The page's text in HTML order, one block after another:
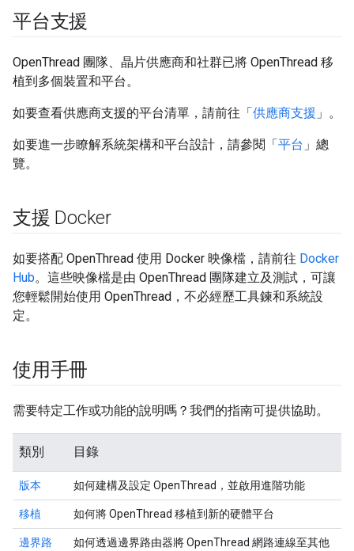
平台支援
OpenThread 團隊、晶片供應商和社群已將 OpenThread 移
植到多個裝置和平台。
如要查看供應商支援的平台清單，請前往「 供應商支援 」。
如要進一步瞭解系統架構和平台設計，請參閱「 平台 」總
覽。
支援 Docker
如要搭配 OpenThread 使用 Docker 映像檔，請前往 Docker
Hub。這些映像檔是由 OpenThread 團隊建立及測試，可讓
您輕鬆開始使用 OpenThread，不必經歷工具鍊和系統設
定。
使用手冊
需要特定工作或功能的說明嗎？我們的指南可提供協助。
類別 目錄
版本 如何建構及設定 OpenThread，並啟用進階功能
移植 如何將 OpenThread 移植到新的硬體平台
邊界路
如何透過邊界路由器將 OpenThread 網路連線至其他